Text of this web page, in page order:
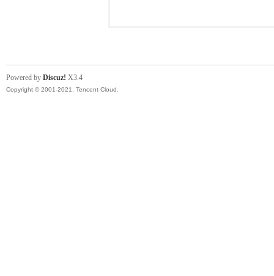
Powered by Discuz! X3.4
Copyright © 2001-2021, Tencent Cloud.